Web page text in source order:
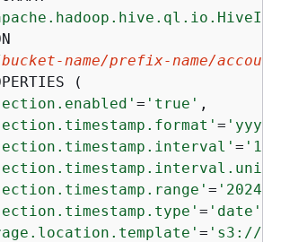
bucket-name/prefix-name/
(
= 'true' ,
= 'yyyy/
= '1'
= '2024/
= 'date'
= 's3://